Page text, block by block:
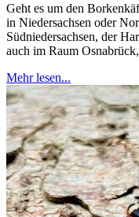
Geht es um den
in Niedersachsen oder
Südniedersachsen, der
auch im Raum
Mehr lesen...